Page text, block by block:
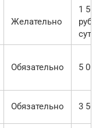
Желательно
1 500
руб/
сутки
Обязательно 5 000
Обязательно 3 500